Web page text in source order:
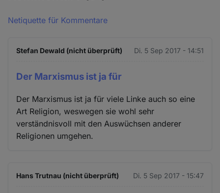
Netiquette für Kommentare
Stefan Dewald (nicht überprüft) Di. 5 Sep 2017 - 14:51
Der Marxismus ist ja für
Der Marxismus ist ja für viele Linke auch so eine
Art Religion, weswegen sie wohl sehr
verständnisvoll mit den Auswüchsen anderer
Religionen umgehen.
Hans Trutnau (nicht überprüft) Di. 5 Sep 2017 - 15:47